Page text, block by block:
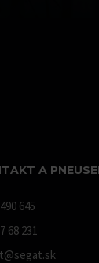
A
645
68 231